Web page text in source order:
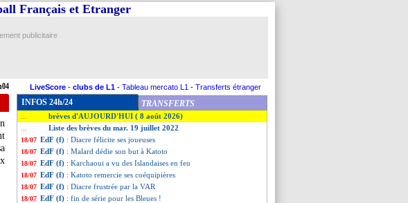
Français et Etranger
publicitaire
LiveScore - clubs de L1 - Tableau mercato L1 - Transferts étranger
INFOS 24h/24 TRANSFERTS
brèves d'AUJOURD'HUI ( 8 août 2026)
Liste des brèves du mar. 19 juillet 2022
18/07 EdF (f) : Diacre félicite ses joueuses
18/07 EdF (f) : Malard dédie son but à Katoto
18/07 EdF (f) : Karchaoui a vu des Islandaises en feu
18/07 EdF (f) : Katoto remercie ses coéquipières
18/07 EdF (f) : Diacre frustrée par la VAR
18/07 EdF (f) : fin de série pour les Bleues !